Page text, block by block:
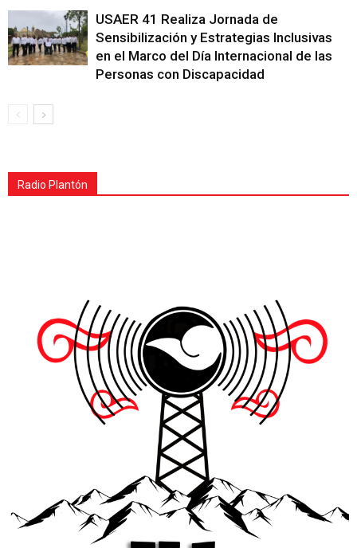
USAER 41 Realiza Jornada de
Sensibilización y Estrategias Inclusivas
en el Marco del Día Internacional de las
Personas con Discapacidad
Radio Plantón